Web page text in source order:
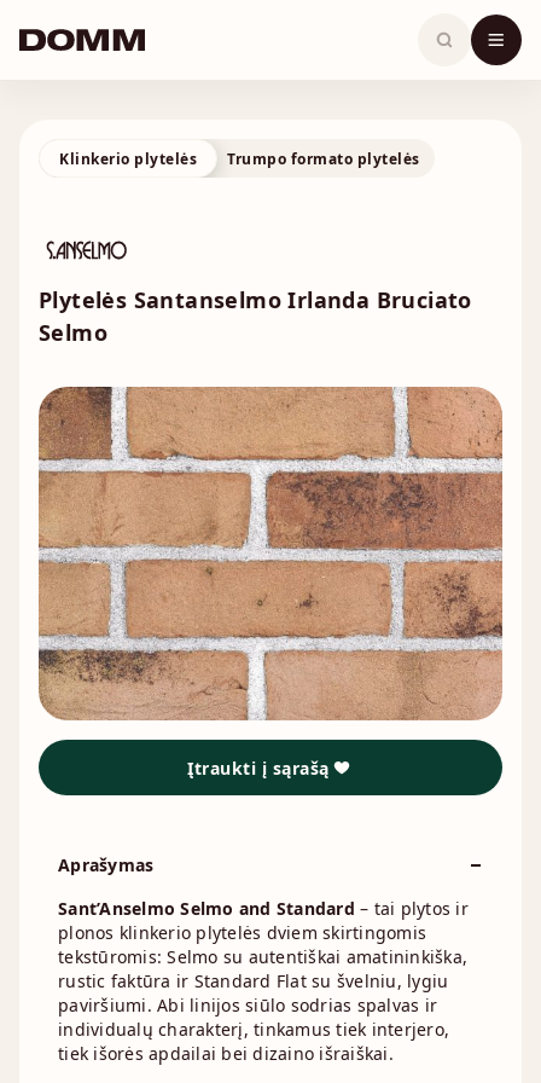
content
Klinkerio plytelės Trumpo formato plytelės
Plytelės Santanselmo Irlanda Bruciato
Selmo
Įtraukti į sąrašą
Aprašymas
Sant’Anselmo Selmo and Standard – tai plytos ir
plonos klinkerio plytelės dviem skirtingomis
tekstūromis: Selmo su autentiškai amatininkiška,
rustic faktūra ir Standard Flat su švelniu, lygiu
paviršiumi. Abi linijos siūlo sodrias spalvas ir
individualų charakterį, tinkamus tiek interjero,
tiek išorės apdailai bei dizaino išraiškai.